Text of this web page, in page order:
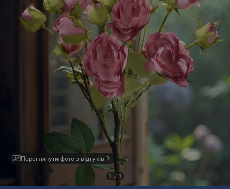
Переглянути фото з відгуків
1 / 3